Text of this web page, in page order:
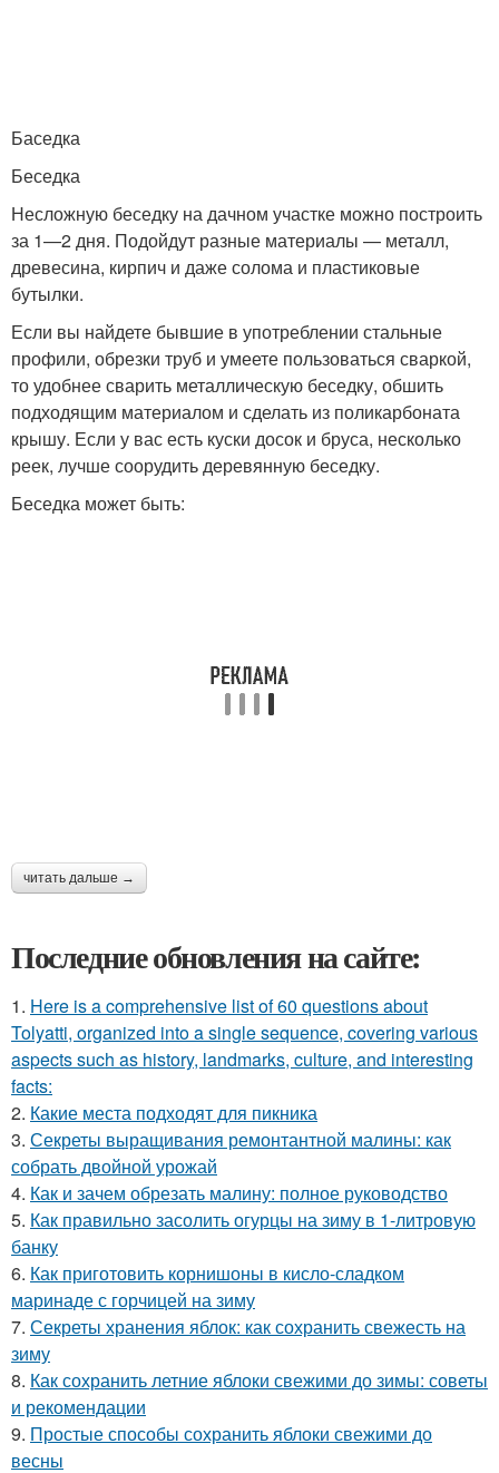
Баседка
Беседка
Несложную беседку на дачном участке можно построить
за 1—2 дня. Подойдут разные материалы — металл,
древесина, кирпич и даже солома и пластиковые
бутылки.
Если вы найдете бывшие в употреблении стальные
профили, обрезки труб и умеете пользоваться сваркой,
то удобнее сварить металлическую беседку, обшить
подходящим материалом и сделать из поликарбоната
крышу. Если у вас есть куски досок и бруса, несколько
реек, лучше соорудить деревянную беседку.
Беседка может быть:
читать дальше →
Последние обновления на сайте:
1. Here is a comprehensive list of 60 questions about
Tolyatti, organized into a single sequence, covering various
aspects such as history, landmarks, culture, and interesting
facts:
2. Какие места подходят для пикника
3. Секреты выращивания ремонтантной малины: как
собрать двойной урожай
4. Как и зачем обрезать малину: полное руководство
5. Как правильно засолить огурцы на зиму в 1-литровую
банку
6. Как приготовить корнишоны в кисло-сладком
маринаде с горчицей на зиму
7. Секреты хранения яблок: как сохранить свежесть на
зиму
8. Как сохранить летние яблоки свежими до зимы: советы
и рекомендации
9. Простые способы сохранить яблоки свежими до
весны